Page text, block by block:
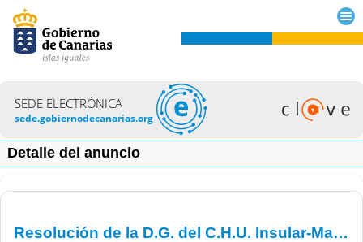
SEDE ELECTRÓNICA
sede.gobiernodecanarias.org
Detalle del anuncio
Resolución de la D.G. del C.H.U. Insular-Materno Infantil por la que se aprueba la Lista de Empleo Supletoria de la categoría de Enfermera/o Especialista en Enfermería en Salud Mental.